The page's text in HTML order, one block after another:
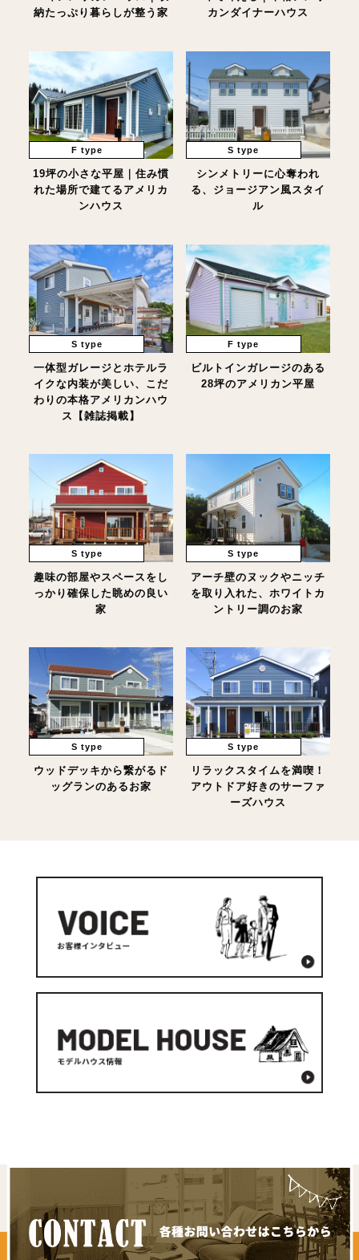
納たっぷり暮らしが整う家
カンダイナーハウス
F type
19坪の小さな平屋｜住み慣
れた場所で建てるアメリカ
ンハウス
S type
シンメトリーに心奪われ
る、ジョージアン風スタイ
ル
S type
一体型ガレージとホテルラ
イクな内装が美しい、こだ
わりの本格アメリカンハウ
ス【雑誌掲載】
F type
ビルトインガレージのある
28坪のアメリカン平屋
S type
趣味の部屋やスペースをし
っかり確保した眺めの良い
家
S type
アーチ壁のヌックやニッチ
を取り入れた、ホワイトカ
ントリー調のお家
S type
ウッドデッキから繋がるド
ッグランのあるお家
S type
リラックスタイムを満喫！
アウトドア好きのサーファ
ーズハウス